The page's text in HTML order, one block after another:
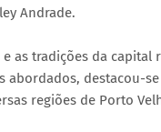
Andrade.
as tradições da capital
destacou-se
regiões de Porto